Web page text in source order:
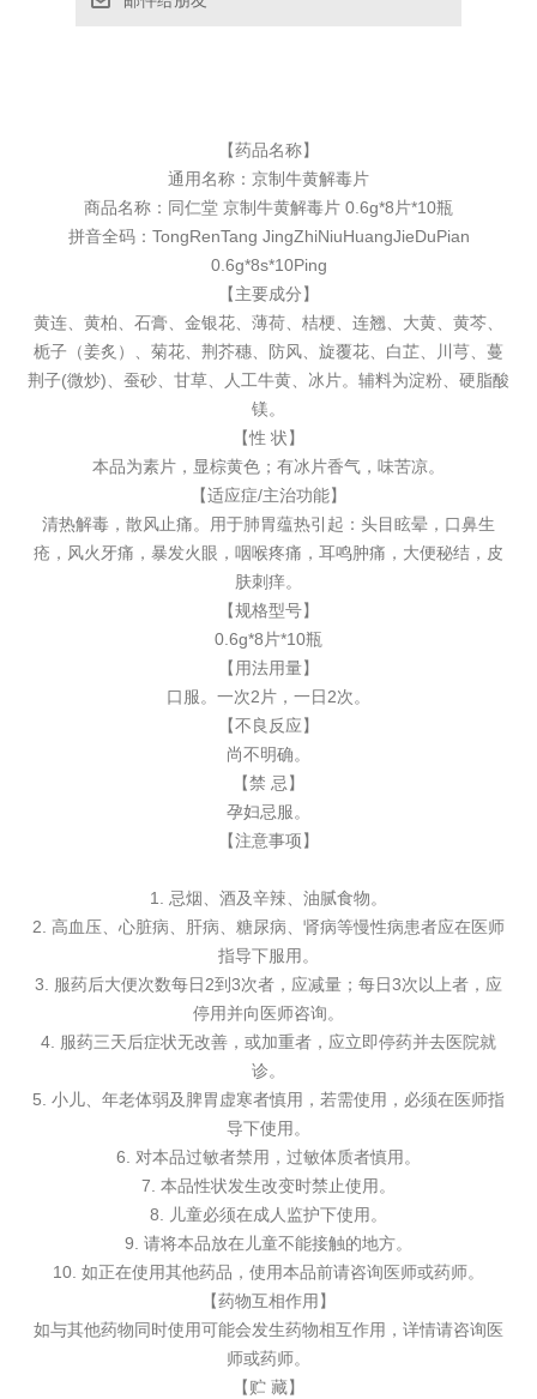
【药品名称】
通用名称： 京制牛黄解毒片
商品名称：同仁堂 京制牛黄解毒片 0.6g*8片*10瓶
拼音全码：TongRenTang JingZhiNiuHuangJieDuPian
0.6g*8s*10Ping
【主要成分】
黄连、黄柏、石膏、金银花、薄荷、桔梗、连翘、大黄、黄芩、
栀子（姜炙）、菊花、荆芥穗、防风、旋覆花、白芷、川芎、蔓
荆子(微炒)、蚕砂、甘草、人工牛黄、冰片。辅料为淀粉、硬脂酸
镁。
【性 状】
本品为素片，显棕黄色；有冰片香气，味苦凉。
【适应症/主治功能】
清热解毒，散风止痛。用于肺胃蕴热引起：头目眩晕，口鼻生
疮，风火牙痛，暴发火眼，咽喉疼痛，耳鸣肿痛，大便秘结，皮
肤刺痒。
【规格型号】
0.6g*8片*10瓶
【用法用量】
口服。一次2片，一日2次。
【不良反应】
尚不明确。
【禁 忌】
孕妇忌服。
【注意事项】
1. 忌烟、酒及辛辣、油腻食物。
2. 高血压、心脏病、肝病、糖尿病、肾病等慢性病患者应在医师
指导下服用。
3. 服药后大便次数每日2到3次者，应减量；每日3次以上者，应
停用并向医师咨询。
4. 服药三天后症状无改善，或加重者，应立即停药并去医院就
诊。
5. 小儿、年老体弱及脾胃虚寒者慎用，若需使用，必须在医师指
导下使用。
6. 对本品过敏者禁用，过敏体质者慎用。
7. 本品性状发生改变时禁止使用。
8. 儿童必须在成人监护下使用。
9. 请将本品放在儿童不能接触的地方。
10. 如正在使用其他药品，使用本品前请咨询医师或药师。
【药物互相作用】
如与其他药物同时使用可能会发生药物相互作用，详情请咨询医
师或药师。
【贮 藏】